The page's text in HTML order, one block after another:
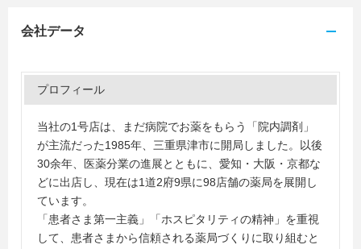
会社データ
プロフィール
当社の1号店は、まだ病院でお薬をもらう「院内調剤」
が主流だった1985年、三重県津市に開局しました。以後
30余年、医薬分業の進展とともに、愛知・大阪・京都な
どに出店し、現在は1道2府9県に98店舗の薬局を展開し
ています。
「患者さま第一主義」「ホスピタリティの精神」を重視
して、患者さまから信頼される薬局づくりに取り組むと